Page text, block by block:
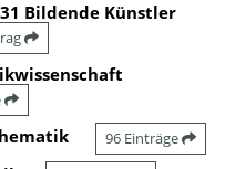
Bildende Künstler
96 Einträge